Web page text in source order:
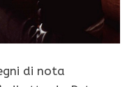
di nota